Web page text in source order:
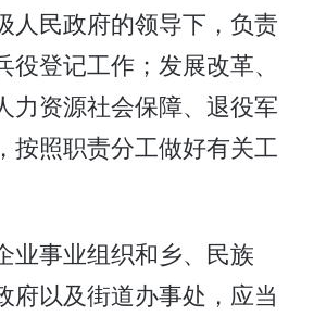
人民政府的领导下，负责
登记工作；发展改革、
力资源社会保障、退役军
按照职责分工做好有关工
业事业组织和乡、民族
府以及街道办事处，应当